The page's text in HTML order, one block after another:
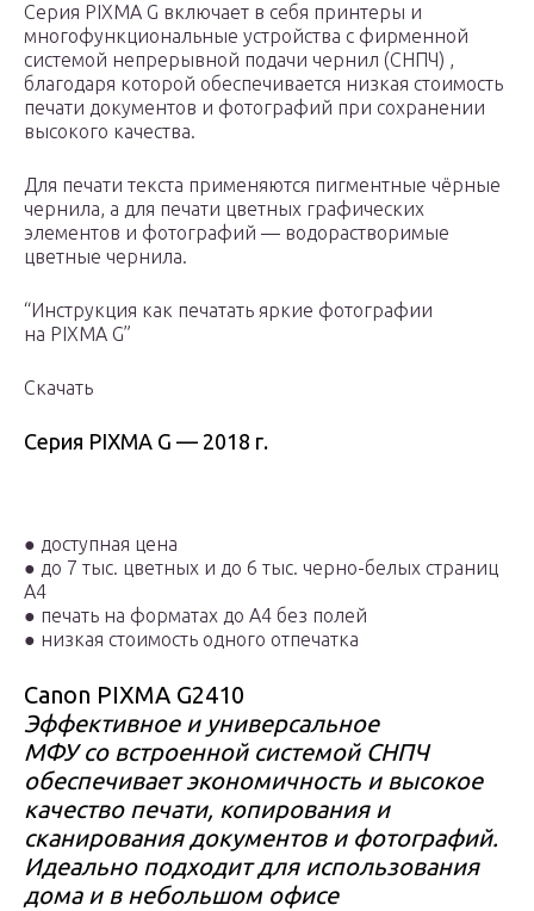
Серия PIXMA G включает в себя принтеры и
многофункциональные устройства с фирменной
системой непрерывной подачи чернил (СНПЧ) ,
благодаря которой обеспечивается низкая стоимость
печати документов и фотографий при сохранении
высокого качества.
Для печати текста применяются пигментные чёрные
чернила, а для печати цветных графических
элементов и фотографий — водорастворимые
цветные чернила.
“Инструкция как печатать яркие фотографии
на PIXMA G”
Скачать
Серия PIXMA G — 2018 г.
● доступная цена
● до 7 тыс. цветных и до 6 тыс. черно-белых страниц
А4
● печать на форматах до А4 без полей
● низкая стоимость одного отпечатка
Canon PIXMA G2410
Эффективное и универсальное
МФУ со встроенной системой СНПЧ
обеспечивает экономичность и высокое
качество печати, копирования и
сканирования документов и фотографий.
Идеально подходит для использования
дома и в небольшом офисе